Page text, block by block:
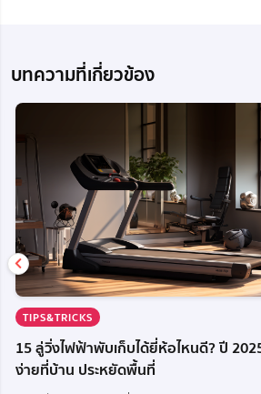
บทความที่เกี่ยวข้อง
TIPS&TRICKS
15 ลู่วิ่งไฟฟ้าพับเก็บได้ยี่ห้อไหนดี? ปี
ง่ายที่บ้าน ประหยัดพื้นที่